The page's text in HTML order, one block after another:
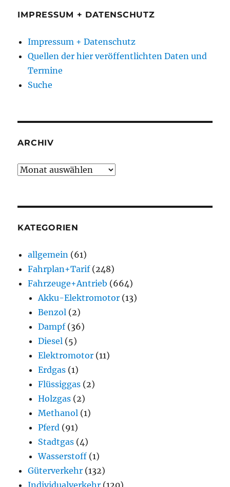
IMPRESSUM + DATENSCHUTZ
Impressum + Datenschutz
Quellen der hier veröffentlichten Daten und
Termine
Suche
ARCHIV
Archiv
KATEGORIEN
allgemein (61)
Fahrplan+Tarif(248)
Fahrzeuge+Antrieb (664)
Akku-Elektromotor (13)
Benzol (2)
Dampf(36)
Diesel (5)
Elektromotor (11)
Erdgas (1)
Flüssiggas (2)
Holzgas (2)
Methanol (1)
Pferd (91)
Stadtgas (4)
Wasserstoff (1)
Güterverkehr (132)